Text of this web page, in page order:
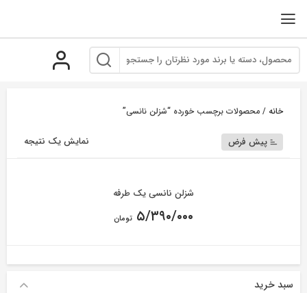
خانه / محصولات برچسب خورده “شزلن نانسی”
نمایش یک نتیجه پیش فرض
شزلن نانسی یک طرفه
۵/۳۹۰/۰۰۰ تومان
سبد خرید